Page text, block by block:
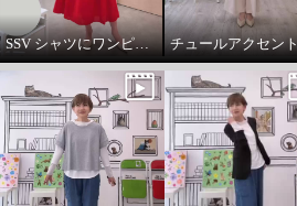
SSV シャツにワンピースをコーデしてみました。